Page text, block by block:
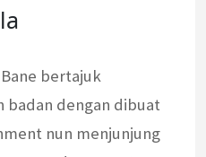
bertajuk
badan dengan dibuat
nun menjunjung